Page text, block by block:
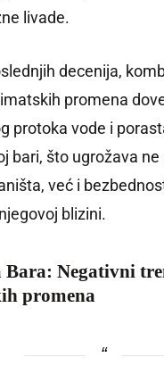
livade.
decenija,
promena
protoka vode i
bari, što ugrožava
već i
blizini.
Bara: Negativni
promena